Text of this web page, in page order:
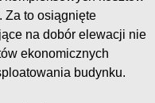
Za to osiągnięte
na dobór elewacji nie
ekonomicznych
budynku.